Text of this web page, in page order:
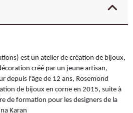
est un atelier de création de bijoux,
créé par un jeune artisan,
depuis l'âge de 12 ans, Rosemond
de bijoux en corne en 2015, suite à
de formation pour les designers de la
Karan